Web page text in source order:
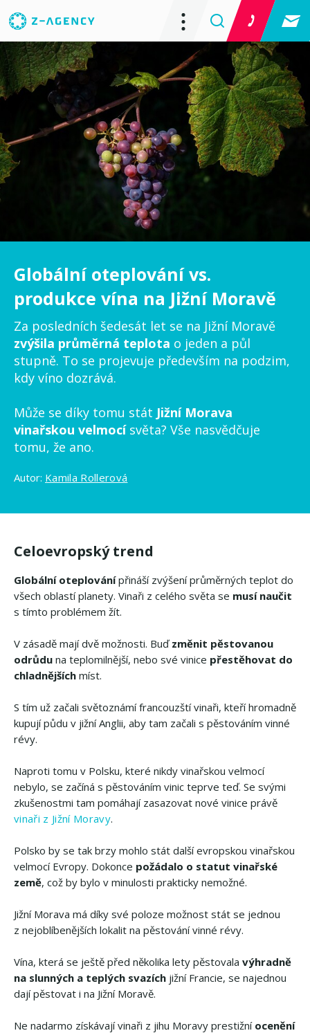
Globální oteplování vs.
produkce vína na Jižní Moravě
Za posledních šedesát let se na Jižní Moravě
zvýšila průměrná teplota o jeden a půl
stupně. To se projevuje především na podzim,
kdy víno dozrává.
Může se díky tomu stát Jižní Morava
vinařskou velmocísvěta? Vše nasvědčuje
tomu, že ano.
Autor: Kamila Rollerová
Celoevropský trend
Globální oteplovánípřináší zvýšení průměrných teplot do
všech oblastí planety. Vinaři z celého světa se musí naučit
s tímto problémem žít.
V zásadě mají dvě možnosti. Buď změnit pěstovanou
odrůdu na teplomilnější, nebo své vinice přestěhovat do
chladnějších míst.
S tím už začali světoznámí francouzští vinaři, kteří hromadně
kupují půdu v jižní Anglii, aby tam začali s pěstováním vinné
révy.
Naproti tomu v Polsku, které nikdy vinařskou velmocí
nebylo, se začíná s pěstováním vinic teprve teď. Se svými
zkušenostmi tam pomáhají zasazovat nové vinice právě
vinaři z Jižní Moravy.
Polsko by se tak brzy mohlo stát další evropskou vinařskou
velmocí Evropy. Dokonce požádalo o statut vinařské
země, což by bylo v minulosti prakticky nemožné.
Jižní Morava má díky své poloze možnost stát se jednou
z nejoblíbenějších lokalit na pěstování vinné révy.
Vína, která se ještě před několika lety pěstovala výhradně
na slunných a teplých svazích jižní Francie, se najednou
dají pěstovat i na Jižní Moravě.
Ne nadarmo získávají vinaři z jihu Moravy prestižní ocenění